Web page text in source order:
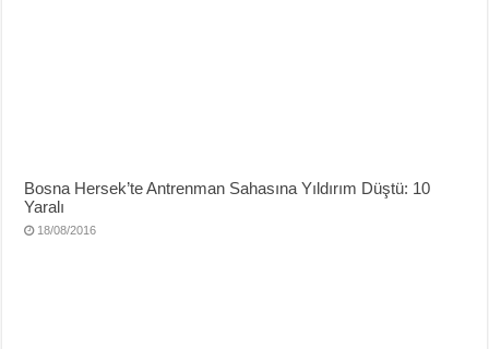
Bosna Hersek’te Antrenman Sahasına Yıldırım Düştü: 10
Yaralı
18/08/2016